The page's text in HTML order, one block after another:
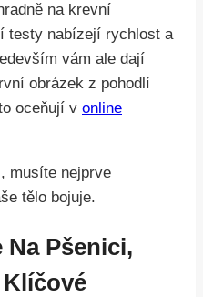
na krevní
testy nabízejí rychlost a
vám ale dají
obrázek z pohodlí
oceňují v online
musíte nejprve
tělo bojuje.
Na Pšenici,